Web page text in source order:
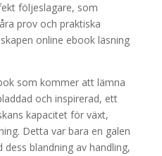
följeslagare, som
prov och praktiska
online ebook läsning
som kommer att lämna
och inspirerad, ett
kapacitet för växt,
Detta var bara en galen
blandning av handling,